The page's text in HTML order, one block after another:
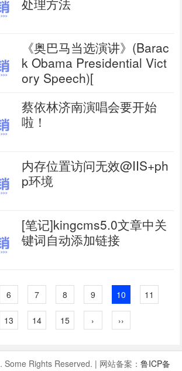
处理方法
《奥巴马当选演讲》(Barac
k Obama Presidential Vict
ory Speech)[
蔡依林济南演唱会要开始
啦！
内存位置访问无效@IIS+ph
p环境
[笔记]kingcms5.0文章中关
键词自动添加链接
6 7 8 9 10 11
13 14 15 › ››
. Some Rights Reserved. | 网站备案：鲁ICP备